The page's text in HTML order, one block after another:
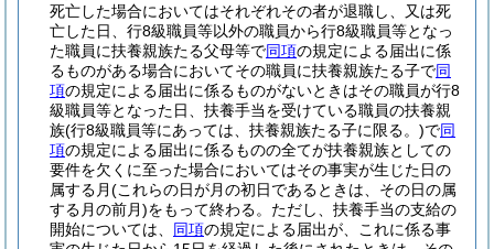
死亡した場合においてはそれぞれその者が退職し、又は死
亡した日、行8級職員等以外の職員から行8級職員等となっ
た職員に扶養親族たる父母等で同項の規定による届出に係
るものがある場合においてその職員に扶養親族たる子で同
項の規定による届出に係るものがないときはその職員が行8
級職員等となった日、扶養手当を受けている職員の扶養親
族(行8級職員等にあっては、扶養親族たる子に限る。)で同
項の規定による届出に係るものの全てが扶養親族としての
要件を欠くに至った場合においてはその事実が生じた日の
属する月(これらの日が月の初日であるときは、その日の属
する月の前月)をもって終わる。 ただし、扶養手当の支給の
開始については、 同項の規定による届出が、これに係る事